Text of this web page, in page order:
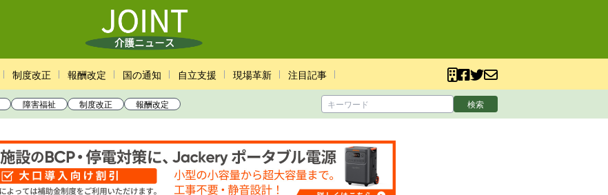
制度改正 報酬改定 国の通知 自立支援 現場革新 注目記事
障害福祉 制度改正 報酬改定 検索